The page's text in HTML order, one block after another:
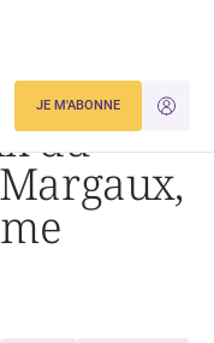
JE
JE M'ABONNE
Brion, même combat
du